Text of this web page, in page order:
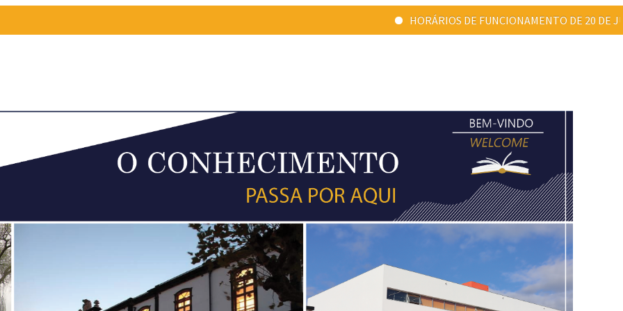
HORÁRIOS DE FUNCIONAMENTO DE 20 DE JULHO